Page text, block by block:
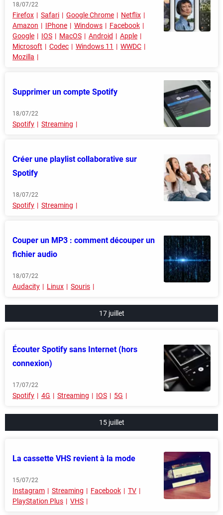
18/07/22
Firefox Safari Google Chrome
Netflix
Amazon
IPhone Windows
Facebook
Google
IOS MacOS Android
Apple
Microsoft
Codec Windows 11
WWDC
Mozilla
Supprimer un compte Spotify
18/07/22
Spotify Streaming
Créer une playlist collaborative sur
Spotify
18/07/22
Spotify Streaming
Couper un MP3 : comment découper un
fichier audio
18/07/22
Audacity Linux Souris
17 juillet
Écouter Spotify sans Internet (hors
connexion)
17/07/22
Spotify 4G Streaming IOS 5G
15 juillet
La cassette VHS revient à la mode
15/07/22
Instagram Streaming Facebook
TV
PlayStation Plus
VHS